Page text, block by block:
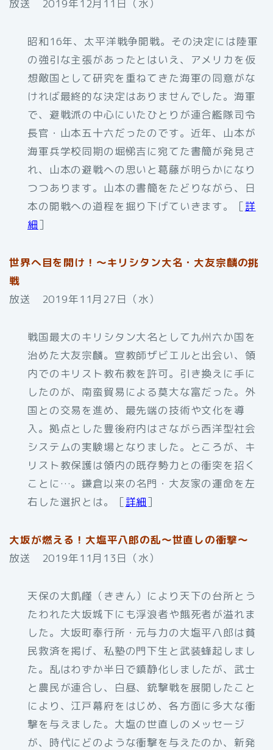
放送 2019年12月11日（水）
昭和16年、太平洋戦争開戦。その決定には陸軍
の強引な主張があったとはいえ、アメリカを仮
想敵国として研究を重ねてきた海軍の同意がな
ければ最終的な決定はありませんでした。海軍
で、避戦派の中心にいたひとりが連合艦隊司令
長官・山本五十六だったのです。近年、山本が
海軍兵学校同期の堀悌吉に宛てた書簡が発見さ
れ、山本の避戦への思いと葛藤が明らかになり
つつあります。山本の書簡をたどりながら、日
本の開戦への道程を掘り下げていきます。［詳
細］
世界へ目を開け！～キリシタン大名・大友宗麟の挑
戦
放送 2019年11月27日（水）
戦国最大のキリシタン大名として九州六か国を
治めた大友宗麟。宣教師ザビエルと出会い、領
内でのキリスト教布教を許可。引き換えに手に
したのが、南蛮貿易による莫大な富だった。外
国との交易を進め、最先端の技術や文化を導
入。拠点とした豊後府内はさながら西洋型社会
システムの実験場となりました。ところが、キ
リスト教保護は領内の既存勢力との衝突を招く
ことに…。鎌倉以来の名門・大友家の運命を左
右した選択とは。［詳細］
大坂が燃える！大塩平八郎の乱～世直しの衝撃～
放送 2019年11月13日（水）
天保の大飢饉（ききん）により天下の台所とう
たわれた大坂城下にも浮浪者や餓死者が溢れま
した。大坂町奉行所・元与力の大塩平八郎は貧
民救済を掲げ、私塾の門下生と武装蜂起しまし
た。乱はわずか半日で鎮静化しましたが、武士
と農民が連合し、白昼、銃撃戦を展開したこと
により、江戸幕府をはじめ、各方面に多大な衝
撃を与えました。大塩の世直しのメッセージ
が、時代にどのような衝撃を与えたのか、新発